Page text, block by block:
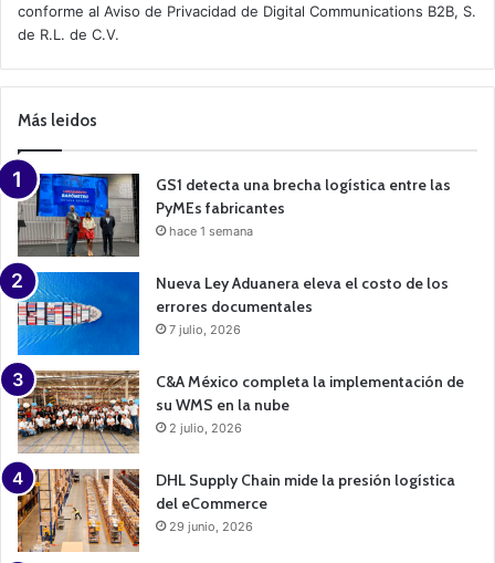
v
e
a
m
a
n
conforme al Aviso de Privacidad de Digital Communications B2B, S.
de R.L. de C.V.
Más leidos
GS1 detecta una brecha logística entre las
PyMEs fabricantes
hace 1 semana
Nueva Ley Aduanera eleva el costo de los
errores documentales
7 julio, 2026
C&A México completa la implementación de
su WMS en la nube
2 julio, 2026
DHL Supply Chain mide la presión logística
del eCommerce
29 junio, 2026